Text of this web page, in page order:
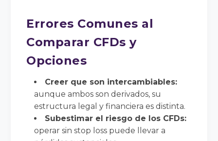
Errores Comunes al
Comparar CFDs y
Opciones
Creer que son intercambiables:
aunque ambos son derivados, su
estructura legal y financiera es distinta.
Subestimar el riesgo de los CFDs:
operar sin stop loss puede llevar a